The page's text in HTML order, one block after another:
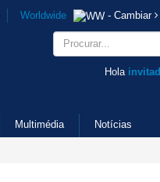
Worldwide - Cambiar
Hola
Multimédia Notícias